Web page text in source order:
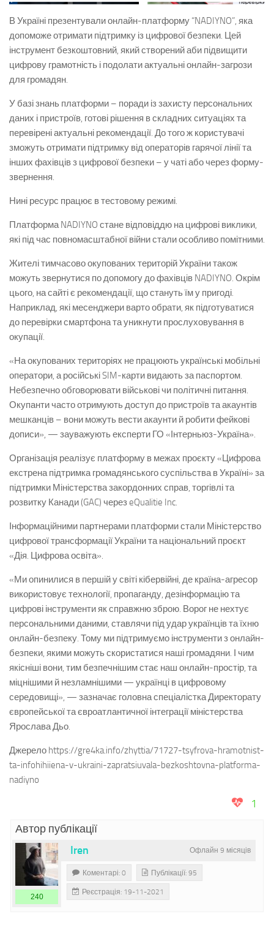
В Україні презентували онлайн-платформу “NADIYNO”, яка
допоможе отримати підтримку із цифрової безпеки. Цей
інструмент безкоштовний, який створений аби підвищити
цифрову грамотність і подолати актуальні онлайн-загрози
для громадян.
У базі знань платформи – поради із захисту персональних
даних і пристроїв, готові рішення в складних ситуаціях та
перевірені актуальні рекомендації. До того ж користувачі
зможуть отримати підтримку від операторів гарячої лінії та
інших фахівців з цифрової безпеки – у чаті або через форму-
звернення.
Нині ресурс працює в тестовому режимі.
Платформа NADIYNO стане відповіддю на цифрові виклики,
які під час повномасштабної війни стали особливо помітними.
Жителі тимчасово окупованих територій України також
можуть звернутися по допомогу до фахівців NADIYNO. Окрім
цього, на сайті є рекомендації, що стануть їм у пригоді.
Наприклад, які месенджери варто обрати, як підготуватися
до перевірки смартфона та уникнути прослуховування в
окупації.
«На окупованих територіях не працюють українські мобільні
оператори, а російські SIM-карти видають за паспортом.
Небезпечно обговорювати військові чи політичні питання.
Окупанти часто отримують доступ до пристроїв та акаунтів
мешканців – вони можуть вести акаунти й робити фейкові
дописи», — зауважують експерти ГО «Інтерньюз-Україна».
Організація реалізує платформу в межах проєкту «Цифрова
екстрена підтримка громадянського суспільства в Україні» за
підтримки Міністерства закордонних справ, торгівлі та
розвитку Канади (GAC) через eQualitie Inc.
Інформаційними партнерами платформи стали Міністерство
цифрової трансформації України та національний проєкт
«Дія. Цифрова освіта».
«Ми опинилися в першій у світі кібервійні, де країна-агресор
використовує технології, пропаганду, дезінформацію та
цифрові інструменти як справжню зброю. Ворог не нехтує
персональними даними, ставлячи під удар українців та їхню
онлайн-безпеку. Тому ми підтримуємо інструменти з онлайн-
безпеки, якими можуть скористатися наші громадяни. І чим
якісніші вони, тим безпечнішим стає наш онлайн-простір, та
міцнішими й незламнішими — українці в цифровому
середовищі», — зазначає головна спеціалістка Директорату
європейської та євроатлантичної інтеграції міністерства
Ярослава Дьо.
Джерело https://gre4ka.info/zhyttia/71727-tsyfrova-hramotnist-
ta-infohihiiena-v-ukraini-zapratsiuvala-bezkoshtovna-platforma-
nadiyno
1
Автор публікації
Офлайн 9 місяців
Iren
240
Коментарі: 0 Публікації: 95
Реєстрація: 19-11-2021